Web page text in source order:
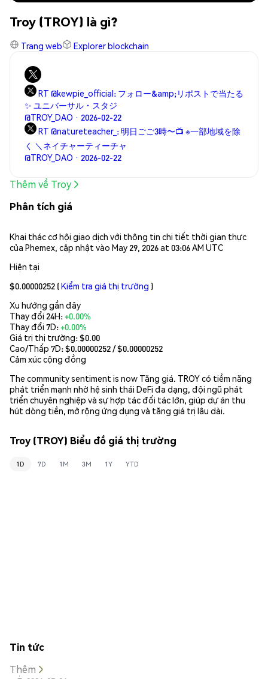
Troy (TROY) là gì?
Trang web Explorer blockchain
RT @kewpie_official: フォロー&amp;リポストで当たる
✨ ユニバーサル・スタジ
@TROY_DAO · 2026-02-22
RT @natureteacher_: 明日ごご3時〜📺 ※一部地域を除
く ＼ネイチャーティーチャ
@TROY_DAO · 2026-02-22
Thêm về Troy
Phân tích giá
Khai thác cơ hội giao dịch với thông tin chi tiết thời gian thực
của Phemex, cập nhật vào May 29, 2026 at 03:06 AM UTC
Hiện tại
$0.00000252 (Kiểm tra giá thị trường )
Xu hướng gần đây
Thay đổi 24H:+0.00%
Thay đổi 7D:+0.00%
Giá trị thị trường:$0.00
Cao/Thấp 7D: $0.00000252/ $0.00000252
Cảm xúc cộng đồng
The community sentiment is now Tăng giá. TROY có tiềm năng
phát triển mạnh nhờ hệ sinh thái DeFi đa dạng, đội ngũ phát
triển chuyên nghiệp và sự hợp tác đối tác lớn, giúp dự án thu
hút dòng tiền, mở rộng ứng dụng và tăng giá trị lâu dài.
Troy (TROY) Biểu đồ giá thị trường
1D 7D 1M 3M 1Y YTD
Tin tức
Thêm